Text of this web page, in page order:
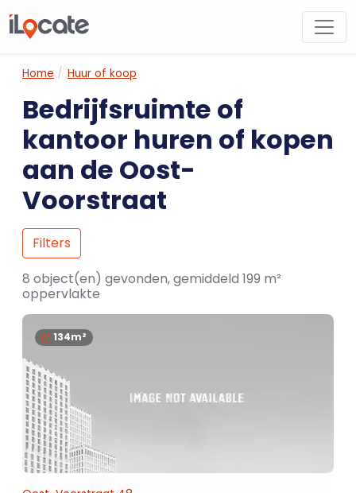
Home Huur of koop
Bedrijfsruimte of
kantoor huren of kopen
aan de Oost-
Voorstraat
Filters
8 object(en) gevonden, gemiddeld 199 m²
oppervlakte
134m²